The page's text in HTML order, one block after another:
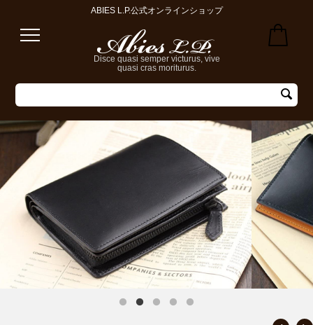
ABIES L.P.公式オンラインショップ
Disce quasi semper victurus, vive
quasi cras moriturus.